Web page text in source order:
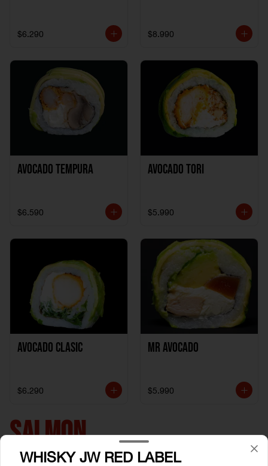
$6.290 $8.990
Avocado Tempura
$6.590
Avocado Tori
$5.990
Avocado clasic
$6.290
Mr Avocado
$5.990
SALMON
WHISKY JW RED LABEL